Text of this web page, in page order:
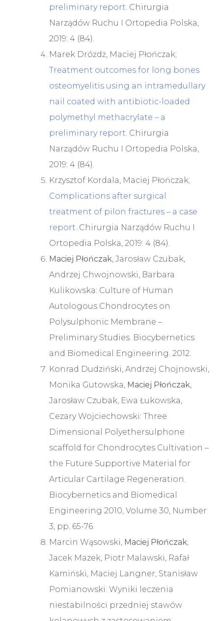
preliminary report . Chirurgia
Narządów Ruchu I Ortopedia Polska,
2019: 4 (84).
Marek Dróżdż, Maciej Płończak;
Treatment outcomes for long bones
osteomyelitis using an intramedullary
nail coated with antibiotic-loaded
polymethyl methacrylate – a
preliminary report . Chirurgia
Narządów Ruchu I Ortopedia Polska,
2019: 4 (84).
Krzysztof Kordala, Maciej Płończak;
Complications after surgical
treatment of pilon fractures – a case
report . Chirurgia Narządów Ruchu I
Ortopedia Polska, 2019: 4 (84).
Maciej Płończak , Jarosław Czubak,
Andrzej Chwojnowski, Barbara
Kulikowska: Culture of Human
Autologous Chondrocytes on
Polysulphonic Membrane –
Preliminary Studies. Biocybernetics
and Biomedical Engineering. 2012.
Konrad Dudziński, Andrzej Chojnowski,
Monika Gutowska, Maciej Płończak
Jarosław Czubak, Ewa Łukowska,
Cezary Wojciechowski: Three
Dimensional Polyethersulphone
scaffold for Chondrocytes Cultivation –
the Future Supportive Material for
Articular Cartilage Regeneration.
Biocybernetics and Biomedical
Engineering 2010, Volume 30, Number
3, pp. 65-76.
Marcin Wąsowski, Maciej Płończak
Jacek Mazek, Piotr Malawski, Rafał
Kamiński, Maciej Langner, Stanisław
Pomianowski: Wyniki leczenia
niestabilności przedniej stawów